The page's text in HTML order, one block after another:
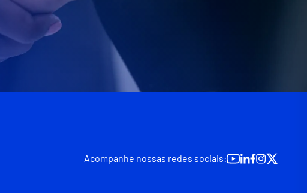
Acompanhe nossas redes sociais: